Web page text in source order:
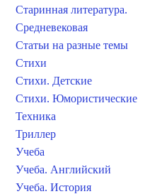
Старинная литература.
Средневековая
Статьи на разные темы
Стихи
Стихи. Детские
Стихи. Юмористические
Техника
Триллер
Учеба
Учеба. Английский
Учеба. История